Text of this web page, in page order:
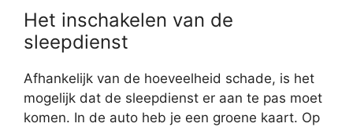
Het inschakelen van de
sleepdienst
Afhankelijk van de hoeveelheid schade, is het
mogelijk dat de sleepdienst er aan te pas moet
komen. In de auto heb je een groene kaart. Op